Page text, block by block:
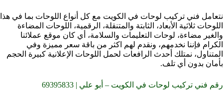
نتعامل فني تركيب لوحات في الكويت مع كل أنواع اللوحات بما في هذا
اللوحات ثلاثية الأبعاد، الثابتة والمتنقلة، الرقمية، اللوحات المضاءة
والغير مضاءة، لوحات التعليمات والسلامة، أي كان موقع عملائنا
الكرام فإننا نخدمهم، ونقدم لهم اكثر من باقة سعر مميزة وفي
المتناول، نمتلك أحدث الرافعات لحمل اللوحات الإعلانية كبيرة الحجم
بأمان بدون أي تلف.
رقم فني تركيب لوحات في الكويت – أبو علي | 69395833